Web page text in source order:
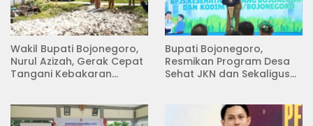
Wakil Bupati Bojonegoro,
Nurul Azizah, Gerak Cepat
Tangani Kebakaran
Bupati Bojonegoro,
Resmikan Program Desa
Sehat JKN dan Sekaligus